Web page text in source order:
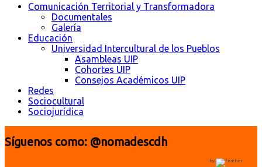
Comunicación Territorial y Transformadora
Documentales
Galería
Educación
Universidad Intercultural de los Pueblos
Asambleas UIP
Cohortes UIP
Consejos Académicos UIP
Redes
Sociocultural
Sociojurídica
Síguenos como: @nomadescdh
by